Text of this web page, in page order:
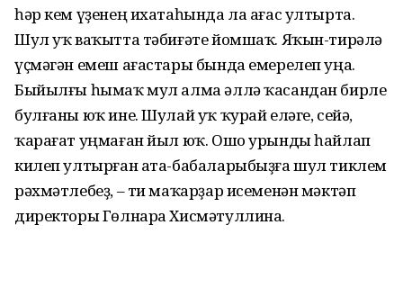
һәр кем үҙенең ихатаһында ла ағас ултырта.
Шул уҡ ваҡытта тәбиғәте йомшаҡ. Яҡын-тирәлә
үҫмәгән емеш ағастары бында емерелеп уңа.
Быйылғы һымаҡ мул алма әллә ҡасандан бирле
бул­ғаны юҡ ине. Шулай уҡ ҡурай еләге, сейә,
ҡарағат уңмаған йыл юҡ. Ошо урынды һайлап
килеп ултырған ата-бабаларыбыҙға шул тиклем
рәх­мәт­лебеҙ, – ти маҡарҙар исеменән мәктәп
директоры Гөлнара Хисмәтуллина.